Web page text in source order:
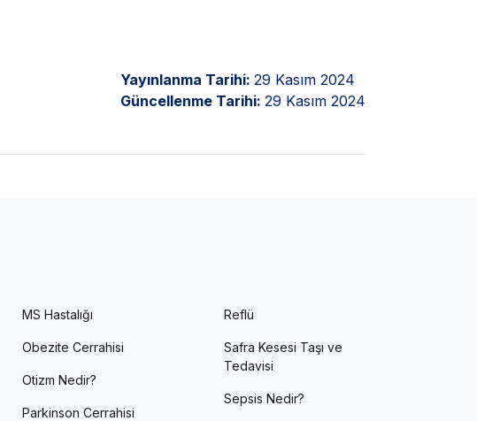
Yayınlanma Tarihi: 29 Kasım 2024
Güncellenme Tarihi: 29 Kasım 2024
MS Hastalığı
Obezite Cerrahisi
Otizm Nedir?
Parkinson Cerrahisi
Reflü
Safra Kesesi Taşı ve
Tedavisi
Sepsis Nedir?